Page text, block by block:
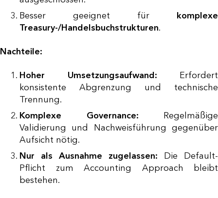
Besser geeignet für komplexe
Treasury-/Handelsbuchstrukturen.
Nachteile:
Hoher Umsetzungsaufwand: Erfordert
konsistente Abgrenzung und technische
Trennung.
Komplexe Governance: Regelmäßige
Validierung und Nachweisführung gegenüber
Aufsicht nötig.
Nur als Ausnahme zugelassen: Die Default-
Pflicht zum Accounting Approach bleibt
bestehen.